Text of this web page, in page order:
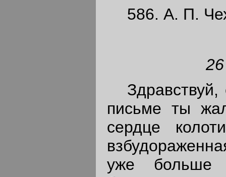
586. А. П.
Здравствуй,
письме ты
сердце
уже